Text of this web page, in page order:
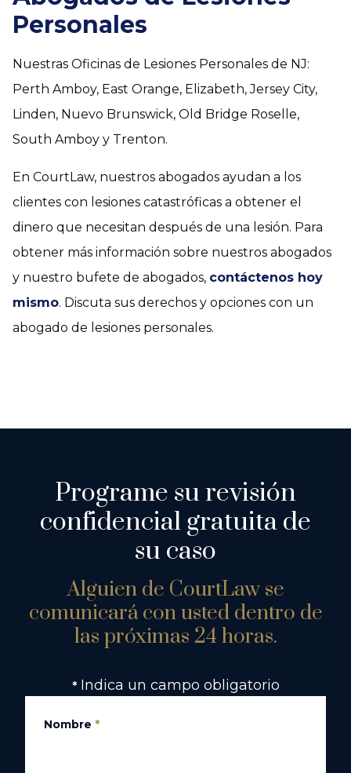
Personales
Nuestras Oficinas de Lesiones Personales de NJ:
Perth Amboy, East Orange, Elizabeth, Jersey City,
Linden, Nuevo Brunswick, Old Bridge Roselle,
South Amboy y Trenton.
En CourtLaw, nuestros abogados ayudan a los
clientes con lesiones catastróficas a obtener el
dinero que necesitan después de una lesión. Para
obtener más información sobre nuestros abogados
y nuestro bufete de abogados, contáctenos hoy
mismo. Discuta sus derechos y opciones con un
abogado de lesiones personales.
Programe su revisión
confidencial gratuita de
su caso
Alguien de CourtLaw se
comunicará con usted dentro de
las próximas 24 horas.
* Indica un campo obligatorio
Nombre *